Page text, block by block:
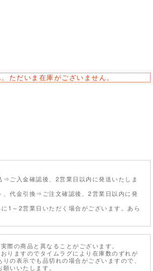
ただいま在庫がございません。
⇒ご入金確認後、2営業日以内に発送いたしま
代金引換⇒ご注文確認後、2営業日以内に発
1～2営業日いただく場合がございます。あら
際の商品と異なることがございます。
りますのでタイムラグにより在庫数のずれが
の表示でも品切れの場合がございますので、
いいたします。